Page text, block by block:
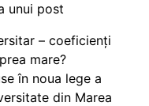
unui post
– coeficienți
mare?
în noua lege a
din Marea